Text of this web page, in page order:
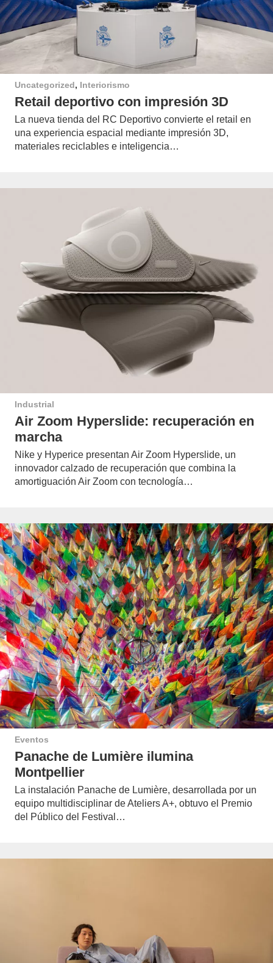
Uncategorized, Interiorismo
Retail deportivo con impresión 3D
La nueva tienda del RC Deportivo convierte el retail en
una experiencia espacial mediante impresión 3D,
materiales reciclables e inteligencia…
Industrial
Air Zoom Hyperslide: recuperación en
marcha
Nike y Hyperice presentan Air Zoom Hyperslide, un
innovador calzado de recuperación que combina la
amortiguación Air Zoom con tecnología…
Eventos
Panache de Lumière ilumina
Montpellier
La instalación Panache de Lumière, desarrollada por un
equipo multidisciplinar de Ateliers A+, obtuvo el Premio
del Público del Festival…